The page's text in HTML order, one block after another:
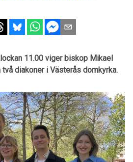
11.00 viger biskop Mikael
diakoner i Västerås domkyrka.